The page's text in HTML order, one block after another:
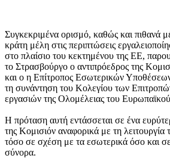
Συγκεκριμένα ορισμό, καθώς και πιθανά
κράτη μέλη στις περιπτώσεις
στο πλαίσιο του κεκτημένου της ΕΕ,
το Στρασβούργο ο αντιπρόεδρος της
και ο η Επίτροπος Εσωτερικών
τη συνάντηση του Κολεγίου των
εργασιών της Ολομέλειας του
Η πρόταση αυτή εντάσσεται σε ένα
της Κομισιόν αναφορικά με τη
τόσο σε σχέση με τα εσωτερικά όσο και
σύνορα.